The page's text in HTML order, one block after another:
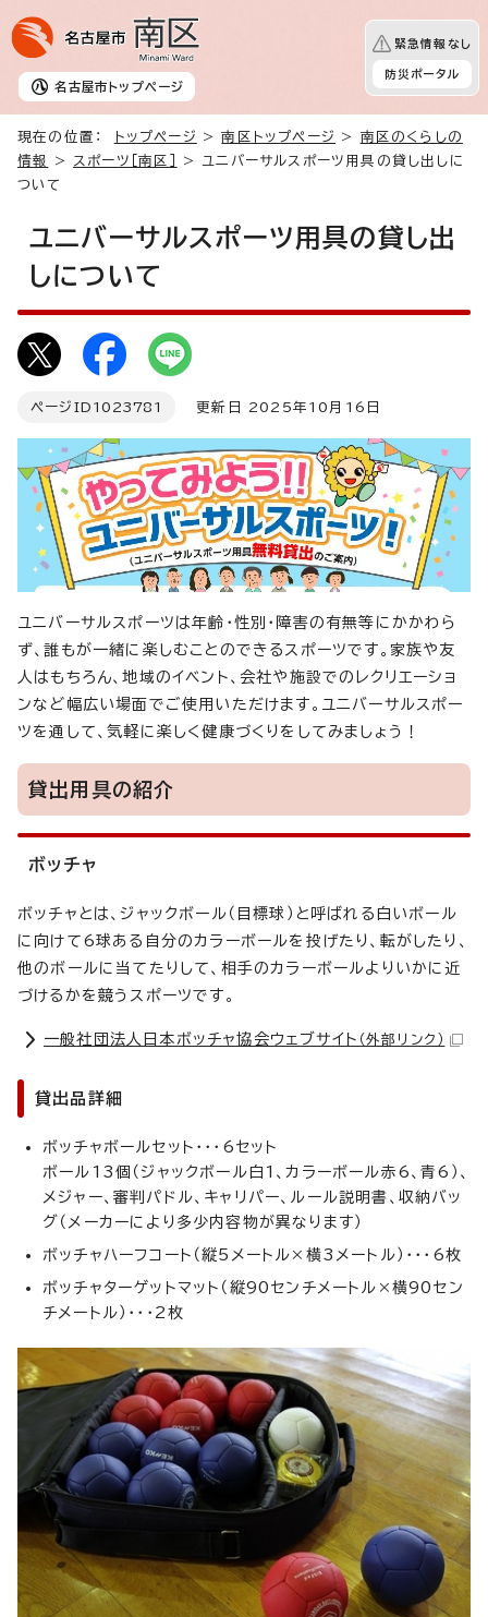
名古屋市 トップページ
緊急情報なし
防災ポータル
現在の位置： トップページ >南区トップページ > 南区のくらしの
情報
> スポーツ［南区］
> ユニバーサルスポーツ用具の貸し出しに
ついて
ユニバーサルスポーツ用具の貸し出
しについて
ページID 1023781 更新日 2025年10月16日
ユニバーサルスポーツは年齢・性別・障害の有無等にかかわら
ず、誰もが一緒に楽しむことのできるスポーツです。家族や友
人はもちろん、地域のイベント、会社や施設でのレクリエーショ
ンなど幅広い場面でご使用いただけます。ユニバーサルスポー
ツを通して、気軽に楽しく健康づくりをしてみましょう！
貸出用具の紹介
ボッチャ
ボッチャとは、ジャックボール（目標球）と呼ばれる白いボール
に向けて6球ある自分のカラーボールを投げたり、転がしたり、
他のボールに当てたりして、相手のカラーボールよりいかに近
づけるかを競うスポーツです。
一般社団法人日本ボッチャ協会ウェブサイト （外部リンク）
貸出品詳細
ボッチャボールセット・・・6セット
ボール13個（ジャックボール白1、カラーボール赤6、青6）、
メジャー、審判パドル、キャリパー、ルール説明書、収納バッ
グ（メーカーにより多少内容物が異なります）
ボッチャハーフコート（縦5メートル×横3メートル）・・・6枚
ボッチャターゲットマット（縦90センチメートル×横90セン
チメートル）・・・2枚